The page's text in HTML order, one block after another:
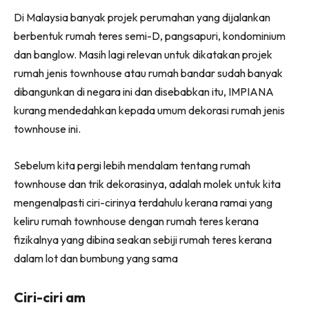
Ruang Tamu
Menarik Lagi
Casa Impiana
Kafe
Hartanah
High Rise
Landed
Video
Beli Di Mana
Ilham Impiana
(Twitter)
Di Malaysia banyak projek perumahan yang dijalankan
berbentuk rumah teres semi-D, pangsapuri, kondominium
dan banglow. Masih lagi relevan untuk dikatakan projek
rumah jenis townhouse atau rumah bandar sudah banyak
dibangunkan di negara ini dan disebabkan itu, IMPIANA
kurang mendedahkan kepada umum dekorasi rumah jenis
townhouse ini.
Sebelum kita pergi lebih mendalam tentang rumah
townhouse dan trik dekorasinya, adalah molek untuk kita
mengenalpasti ciri-cirinya terdahulu kerana ramai yang
keliru rumah townhouse dengan rumah teres kerana
fizikalnya yang dibina seakan sebiji rumah teres kerana
dalam lot dan bumbung yang sama
Ciri-ciri am